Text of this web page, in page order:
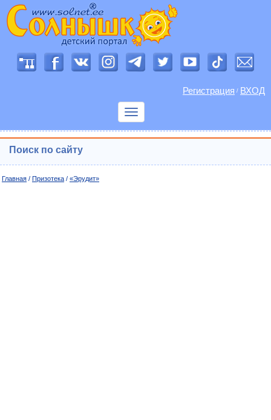
Регистрация / ВХОД
Показать
Поиск по сайту
Главная / Призотека / «Эрудит»